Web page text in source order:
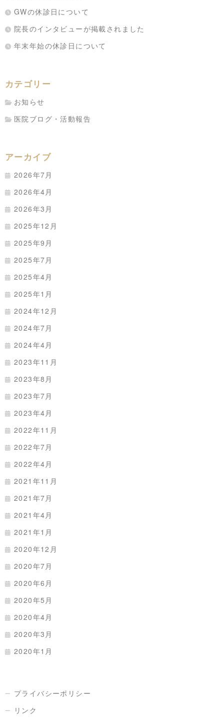
GWの休診日について
院長のインタビューが掲載されました
年末年始の休診日について
カテゴリー
お知らせ
医院ブログ・活動報告
アーカイブ
2026年7月
2026年4月
2026年3月
2025年12月
2025年9月
2025年7月
2025年4月
2025年1月
2024年12月
2024年7月
2024年4月
2023年11月
2023年8月
2023年7月
2023年4月
2022年11月
2022年7月
2022年4月
2021年11月
2021年7月
2021年4月
2021年1月
2020年12月
2020年7月
2020年6月
2020年5月
2020年4月
2020年3月
2020年1月
プライバシーポリシー
リンク